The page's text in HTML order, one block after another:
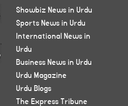
Showbiz News in Urdu
Sports News in Urdu
International News in
Urdu
Business News in Urdu
Urdu Magazine
Urdu Blogs
The Express Tribune